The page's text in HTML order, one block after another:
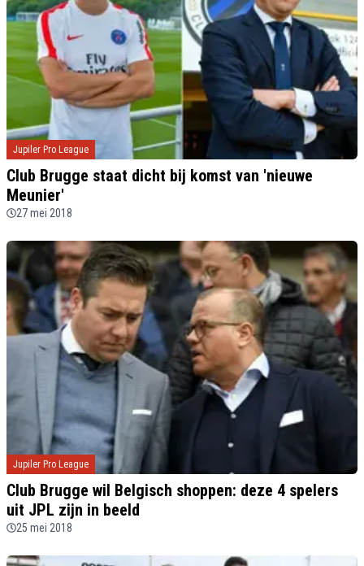
Jupiler Pro League
Club Brugge staat dicht bij komst van 'nieuwe
Meunier'
27 mei 2018
Jupiler Pro League
Club Brugge wil Belgisch shoppen: deze 4 spelers
uit JPL zijn in beeld
25 mei 2018